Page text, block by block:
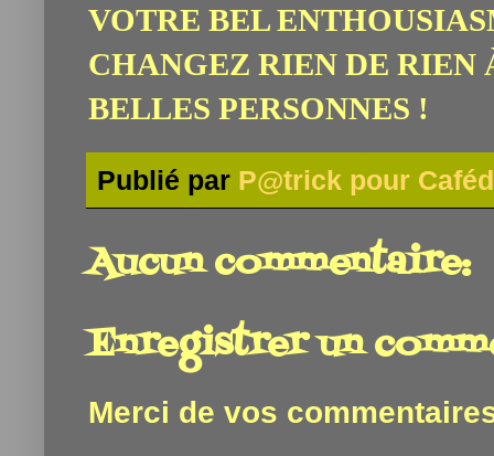
VOTRE BEL
CHANGEZ RIEN DE RIEN
BELLES PERSONNES !
Publié par P@trick pour
Aucun commentaire:
Enregistrer un
Merci de vos